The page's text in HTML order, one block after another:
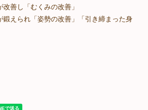
善し「むくみの改善」
えられ「姿勢の改善」「引き締まった身